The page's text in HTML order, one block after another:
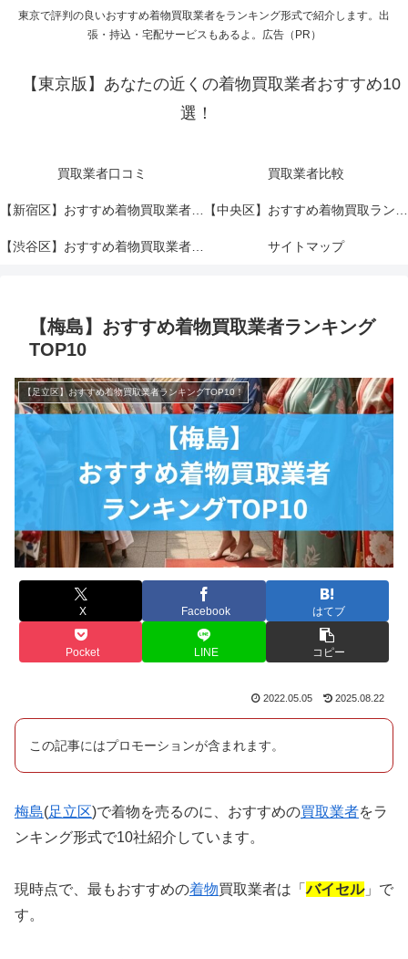
東京で評判の良いおすすめ着物買取業者をランキング形式で紹介します。出
張・持込・宅配サービスもあるよ。広告（PR）
【東京版】あなたの近くの着物買取業者おすすめ10
選！
買取業者口コミ 買取業者比較
【新宿区】おすすめ着物買取業者ランキングTOP10！ 【中央区】おすすめ着物買取ランキングTOP10！
【渋谷区】おすすめ着物買取業者ランキングTOP10！ サイトマップ
【梅島】おすすめ着物買取業者ランキング
TOP10
【足立区】おすすめ着物買取業者ランキングTOP10！
X Facebook はてブ
Pocket LINE コピー
2022.05.05 2025.08.22
この記事にはプロモーションが含まれます。
梅島(足立区)で着物を売るのに、おすすめの買取業者をラ
ンキング形式で10社紹介しています。
現時点で、最もおすすめの着物買取業者は「バイセル」で
す。